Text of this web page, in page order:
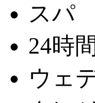
スパ
24時
ウェ